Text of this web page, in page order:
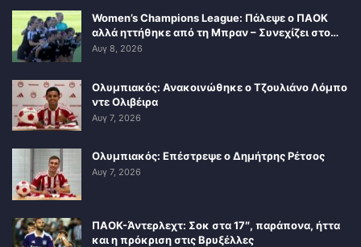
Women’s Champions League: Πάλεψε ο ΠΑΟΚ
αλλά ηττήθηκε από τη Μπραν – Συνεχίζει στο…
Αυγ 8, 2026
Ολυμπιακός: Ανακοινώθηκε ο Τζουλιάνο Λόμπο
ντε Ολιβέιρα
Αυγ 7, 2026
Ολυμπιακός: Επέστρεψε ο Δημήτρης Ρέτσος
Αυγ 7, 2026
ΠΑΟΚ-Άντερλεχτ: Σοκ στα 17″, παράπονα, ήττα
και η πρόκριση στις Βρυξέλλες